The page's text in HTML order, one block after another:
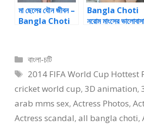
মা ছেলের যৌন জীবন –
Bangla Choti
Bangla Choti
নরোম মাংসের ভালোবাসা
Categories
বাংলা-চটি
Tags
2014 FIFA World Cup Hottest
cricket world cup, 3D animation,
arab mms sex, Actress Photos,
Actress scandal, all bangla choti,